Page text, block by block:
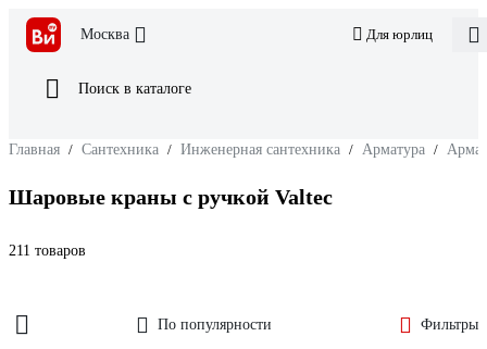
Москва Для юрлиц
Поиск в каталоге
Главная / Сантехника / Инженерная сантехника / Арматура /
Шаровые краны с ручкой Valtec
211 товаров
По популярности Фильтры